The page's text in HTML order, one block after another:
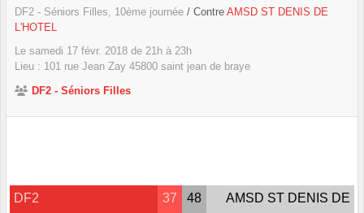
DF2 - Séniors Filles, 10ème journée / Contre AMSD ST DENIS DE
L'HOTEL
Le samedi 17 févr. 2018 de 21h à 23h
Lieu : 101 rue Jean Zay 45800 saint jean de braye
DF2 - Séniors Filles
DF2 37 48
AMSD ST DENIS DE